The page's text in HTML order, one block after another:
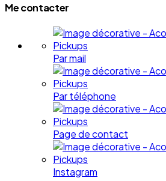
Me contacter
Par mail
Par téléphone
Page de contact
Instagram